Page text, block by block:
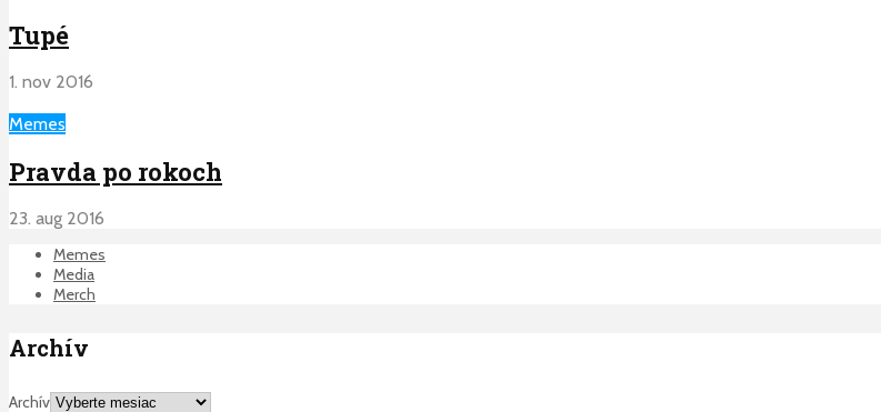
Tupé
1. nov 2016
Memes
Pravda po rokoch
23. aug 2016
Memes
Media
Merch
Archív
Archív